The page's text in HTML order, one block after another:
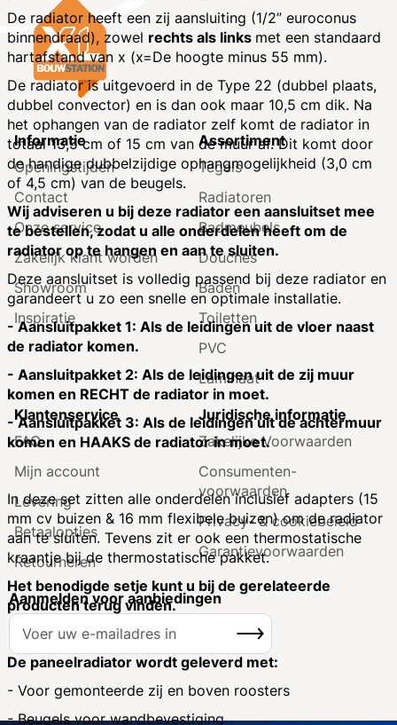
De radiator heeft een zij aansluiting (1/2” euroconus
binnendraad), zowel rechts als links met een standaard
hartafstand van x (x=De hoogte minus 55 mm).
De radiator is uitgevoerd in de Type 22 (dubbel plaats,
dubbel convector) en is dan ook maar 10,5 cm dik. Na
het ophangen van de radiator zelf komt de radiator in
totaal 13,5 cm of 15 cm van de muur af. Dit komt door
de handige dubbelzijdige ophangmogelijkheid (3,0 cm
of 4,5 cm) van de beugels.
Wij adviseren u bij deze radiator een aansluitset mee
te bestellen, zodat u alle onderdelen heeft om de
radiator op te hangen en aan te sluiten.
Deze aansluitset is volledig passend bij deze radiator en
garandeert u zo een snelle en optimale installatie.
- Aansluitpakket 1: Als de leidingen uit de vloer naast
de radiator komen.
- Aansluitpakket 2: Als de leidingen uit de zij muur
komen en RECHT de radiator in moet.
- Aansluitpakket 3: Als de leidingen uit de achtermuur
komen en HAAKS de radiator in moet.
In deze set zitten alle onderdelen inclusief adapters (15
mm cv buizen & 16 mm flexibele buizen) om de radiator
aan te sluiten. Tevens zit er ook een thermostatische
kraantje bij de thermostatische pakket.
Het benodigde setje kunt u bij de gerelateerde
producten terug vinden.
De paneelradiator wordt geleverd met:
- Voor gemonteerde zij en boven roosters
- Beugels voor wandbevestiging
Informatie
Openingstijden
Contact
Onze service
Zakelijk klant worden
Showroom
Inspiratie
Assortiment
Tegels
Radiatoren
Badmeubels
Douches
Baden
Toiletten
PVC
Laminaat
Klantenservice
FAQ
Mijn account
Levering
Betaalopties
Retourneren
Juridische informatie
Zakelijke Voorwaarden
Consumenten­
voorwaarden
Privacy- & cookiebeleid
Garantie­voorwaarden
Aanmelden voor aanbiedingen
A
o
e
Inschrijven